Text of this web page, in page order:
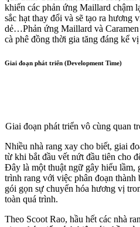
khiến các phản ứng Maillard chậm
sắc hạt thay đổi và sẽ tạo ra hương
dẻ…Phản ứng Maillard và
cà phê đồng thời gia tăng đáng kể vị
Giai đoạn phát triển (Development Time)
Giai đoạn phát triển vô cùng quan
Nhiều nhà rang xay cho biết, giai
từ khi bắt đầu vết nứt đầu tiên cho
Đây là một thuật ngữ gây hiểu lầm,
trình rang với việc phân đoạn
gói gọn sự chuyển hóa hương vị
toàn quá trình.
Theo Scoot Rao, hầu hết các nhà